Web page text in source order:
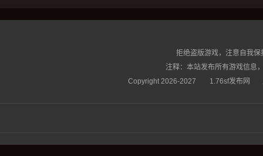
拒绝盗版游戏，注意自我
注释：本站发布所有游戏信息
Copyright 2026-2027
1.76sf发布网